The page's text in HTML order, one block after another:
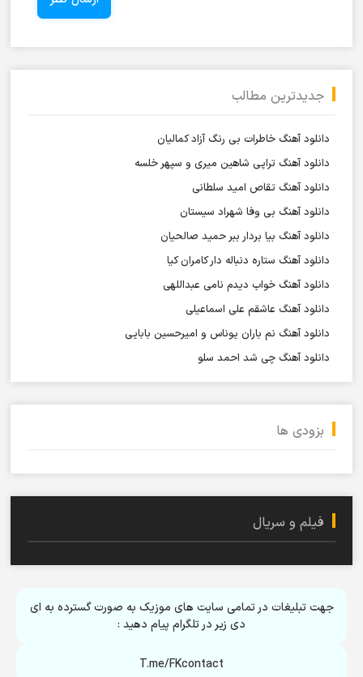
جدیدترین مطالب
دانلود آهنگ خاطرات بی رنگ آزاد کمالیان
دانلود آهنگ تراپی شاهین میری و سپهر خلسه
دانلود آهنگ تقاص امید سلطانی
دانلود آهنگ بی وفا شهراد سیستان
دانلود آهنگ بیا بردار ببر حمید صالحیان
دانلود آهنگ ستاره دنباله دار کامران کیا
دانلود آهنگ خواب دیدم نامی عبداللهی
دانلود آهنگ عاشقم علی اسماعیلی
دانلود آهنگ نم باران یوناس و امیرحسین بابایی
دانلود آهنگ چی شد احمد سلو
بزودی ها
فیلم و سریال
جهت تبلیغات در تمامی سایت های موزیک به صورت گسترده به ای
دی زیر در تلگرام پیام دهید :
T.me/FKcontact